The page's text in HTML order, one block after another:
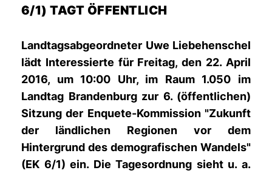
6/1) TAGT ÖFFENTLICH
Landtagsabgeordneter Uwe Liebehenschel
lädt Interessierte für Freitag, den 22. April
2016, um 10:00 Uhr, im Raum 1.050 im
Landtag Brandenburg zur 6. (öffentlichen)
Sitzung der Enquete-Kommission "Zukunft
der ländlichen Regionen vor dem
Hintergrund des demografischen Wandels"
(EK 6/1) ein. Die Tagesordnung sieht u. a.